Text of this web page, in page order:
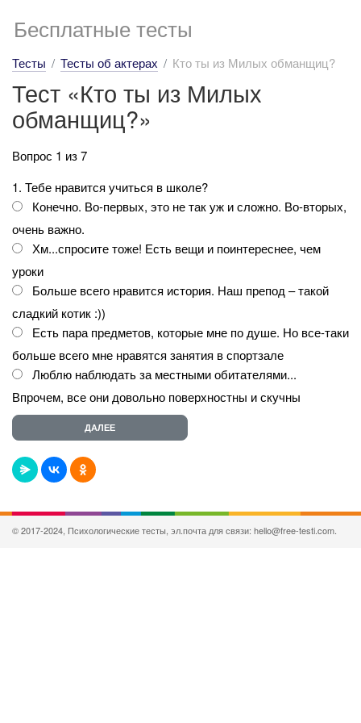
Бесплатные тесты
Тесты Тесты об актерах Кто ты из Милых обманщиц?
Тест «Кто ты из Милых
обманщиц?»
Вопрос 1 из 7
1. Тебе нравится учиться в школе?
Конечно. Во-первых, это не так уж и сложно. Во-вторых,
очень важно.
Хм...спросите тоже! Есть вещи и поинтереснее, чем
уроки
Больше всего нравится история. Наш препод – такой
сладкий котик :))
Есть пара предметов, которые мне по душе. Но все-таки
больше всего мне нравятся занятия в спортзале
Люблю наблюдать за местными обитателями...
Впрочем, все они довольно поверхностны и скучны
© 2017-2024, Психологические тесты, эл.почта для связи: hello@free-testi.com.